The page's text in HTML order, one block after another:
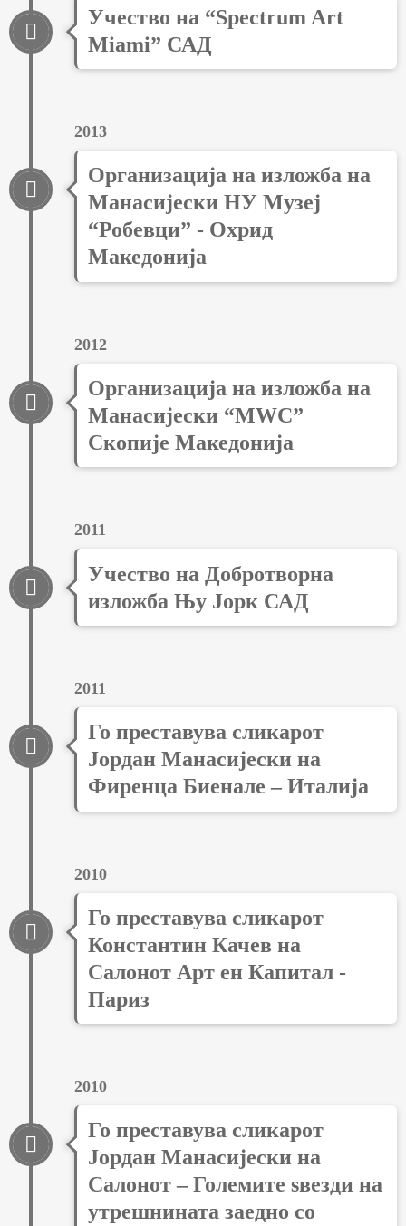
Учество на “Spectrum Art
Miami” САД
2013
Организација на изложба на
Манасијески НУ Музеј
“Робевци” - Охрид
Македонија
2012
Организација на изложба на
Манасијески “MWC”
Скопије Македонија
2011
Учество на Добротворна
изложба Њу Јорк САД
2011
Го преставува сликарот
Јордан Манасијески на
Фиренца Биенале – Италија
2010
Го преставува сликарот
Константин Качев на
Салонот Арт ен Капитал -
Париз
2010
Го преставува сликарот
Јордан Манасијески на
Салонот – Големите ѕвезди на
утрешнината заедно со